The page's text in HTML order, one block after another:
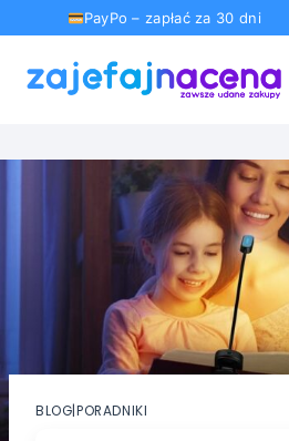
PayPo – zapłać za 30 dni
BLOG|PORADNIKI